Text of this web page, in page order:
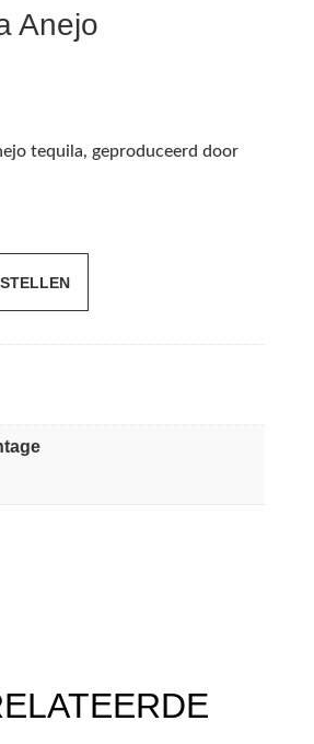
Anejo
tequila, geproduceerd door